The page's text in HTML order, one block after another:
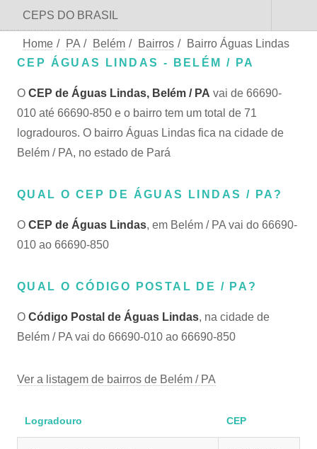
CEPS DO BRASIL
Home / PA / Belém / Bairros /
Bairro Águas Lindas
CEP ÁGUAS LINDAS - BELÉM / PA
O CEP de Águas Lindas, Belém / PA vai de 66690-
010 até 66690-850 e o bairro tem um total de 71
logradouros. O bairro Águas Lindas fica na cidade de
Belém / PA, no estado de Pará
QUAL O CEP DE ÁGUAS LINDAS / PA?
O CEP de Águas Lindas, em Belém / PA vai do 66690-
010 ao 66690-850
QUAL O CÓDIGO POSTAL DE / PA?
O Código Postal de Águas Lindas, na cidade de
Belém / PA vai do 66690-010 ao 66690-850
Ver a listagem de bairros de Belém / PA
Logradouro CEP